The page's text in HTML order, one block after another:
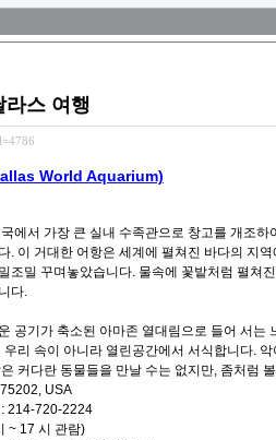
라스 여행
World Aquarium)
에서 가장 큰 실내 수족관으로 창고를 개조
. 이 거대한 어항은 세계에 펼쳐진 바다의 지
조밀 꾸며놓았습니다. 물속에 꽃밭처럼 펼쳐
다.
공기가 축소된 아마존 열대림으로 들어 서는
리 속이 아니라 열린공간에서 서식합니다.
커다란 동물들을 만날 수는 없지만, 좀처럼
USA
214-720-2224
~ 17 시 관람)